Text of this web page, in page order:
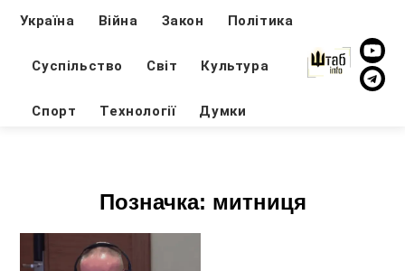
Україна Війна Закон Політика
Суспільство Світ Культура
Спорт Технології Думки
Позначка: митниця